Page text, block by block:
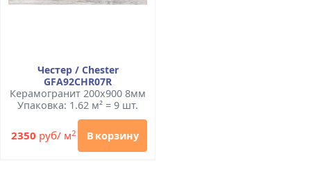
Честер / Chester
GFA92CHR07R
Керамогранит 200x900 8мм
Упаковка: 1.62 м² = 9 шт.
2350 руб/ м2 В корзину